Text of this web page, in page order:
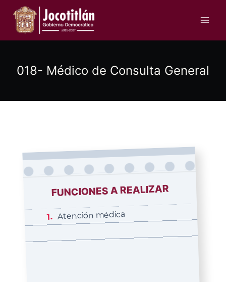
Saltar
018- Médico de Consulta General
FUNCIONES A REALIZAR
Atención médica